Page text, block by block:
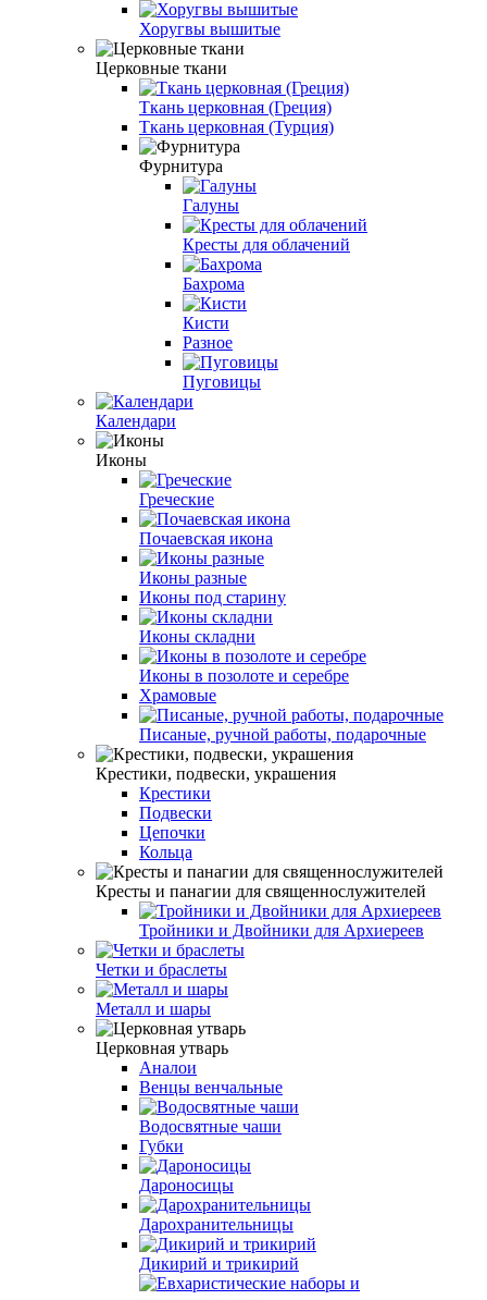
Хоругвы вышитые
Церковные ткани
Ткань церковная (Греция)
Ткань церковная (Турция)
Фурнитура
Галуны
Кресты для облачений
Бахрома
Кисти
Разное
Пуговицы
Календари
Иконы
Греческие
Почаевская икона
Иконы разные
Иконы под старину
Иконы складни
Иконы в позолоте и серебре
Храмовые
Писаные, ручной работы, подарочные
Крестики, подвески, украшения
Крестики
Подвески
Цепочки
Кольца
Кресты и панагии для священнослужителей
Тройники и Двойники для Архиереев
Четки и браслеты
Металл и шары
Церковная утварь
Аналои
Венцы венчальные
Водосвятные чаши
Губки
Дароносицы
Дарохранительницы
Дикирий и трикирий